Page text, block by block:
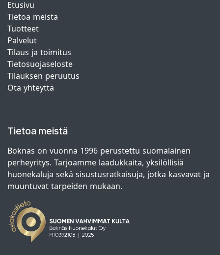
Etusivu
Tietoa meistä
Tuotteet
Palvelut
Tilaus ja toimitus
Tietosuojaseloste
Tilauksen peruutus
Ota yhteyttä
Tietoa meistä
Boknäs on vuonna 1996 perustettu suomalainen
perheyritys. Tarjoamme laadukkaita, yksilöllisiä
huonekaluja sekä sisustusratkaisuja, jotka kasvavat ja
muuntuvat tarpeiden mukaan.